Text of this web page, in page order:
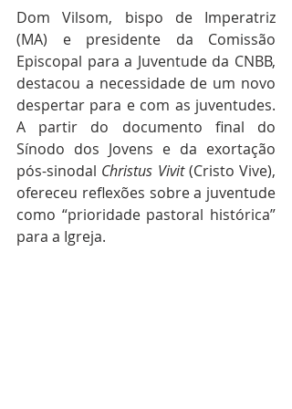
Dom Vilsom, bispo de Imperatriz
(MA) e presidente da Comissão
Episcopal para a Juventude da CNBB,
destacou a necessidade de um novo
despertar para e com as juventudes.
A partir do documento final do
Sínodo dos Jovens e da exortação
pós-sinodal Christus Vivit (Cristo Vive),
ofereceu reflexões sobre a juventude
como “prioridade pastoral histórica”
para a Igreja.